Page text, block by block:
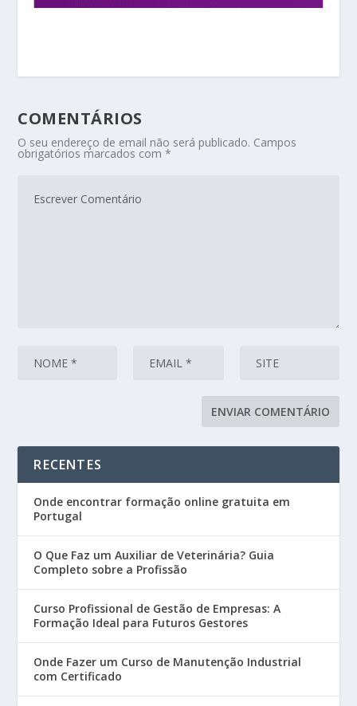
COMENTÁRIOS
O seu endereço de email não será publicado. Campos
obrigatórios marcados com*
RECENTES
Onde encontrar formação online gratuita em
Portugal
O Que Faz um Auxiliar de Veterinária? Guia
Completo sobre a Profissão
Curso Profissional de Gestão de Empresas: A
Formação Ideal para Futuros Gestores
Onde Fazer um Curso de Manutenção Industrial
com Certificado